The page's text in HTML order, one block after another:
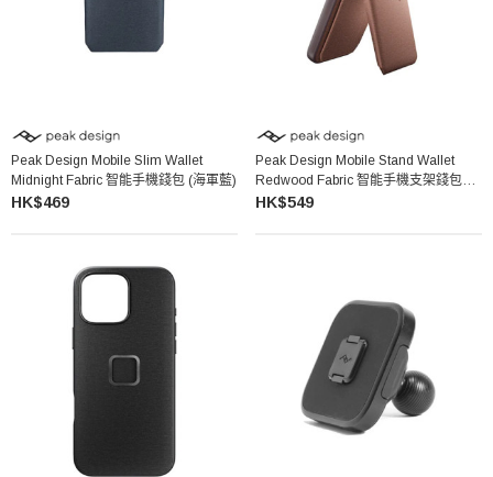
Peak Design Mobile Slim Wallet
Midnight Fabric 智能手機錢包 (海軍藍)
HK$469
Peak Design Mobile Stand Wallet
Redwood Fabric 智能手機支架錢包
(紅木色)
HK$549